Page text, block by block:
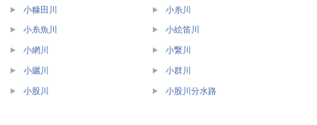
小糠田川 小糸川
小糸魚川 小絵笛川
小網川 小繋川
小纚川 小群川
小股川 小股川分水路